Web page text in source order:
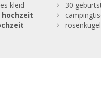
kleid
30
hochzeit